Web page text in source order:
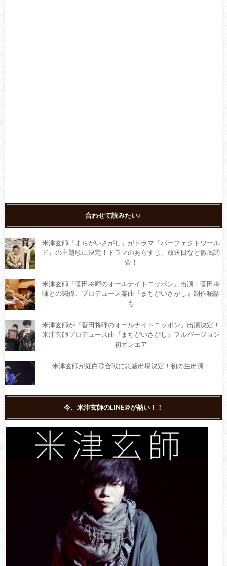
合わせて読みたい♪
米津玄師『まちがいさがし』がドラマ『パーフェクトワール
ド』の主題歌に決定！ドラマのあらすじ、放送日など徹底調
査！
米津玄師『菅田将暉のオールナイトニッポン』出演！菅田将
暉との関係、プロデュース楽曲『まちがいさがし』制作秘話
も
米津玄師が『菅田将暉のオールナイトニッポン』出演決定！
米津玄師プロデュース曲『まちがいさがし』フルバージョン
初オンエア
米津玄師が紅白歌合戦に急遽出場決定！初の生出演！
米津玄師『Lemon』がソフトバンクCMに起用！歌っているの
は「米津玄鰤」！
米津玄師は今年の紅白に出演するのか予想！ファンの反応も
紹介
【読んで安心】米津玄師に口パク疑惑？真相を徹底調査！
米津玄師（ハチ）の身長、生い立ち、デビューまでの秘話な
ど！！ 【プロフィール徹底検証】
今、米津玄師のLINE@が熱い！！